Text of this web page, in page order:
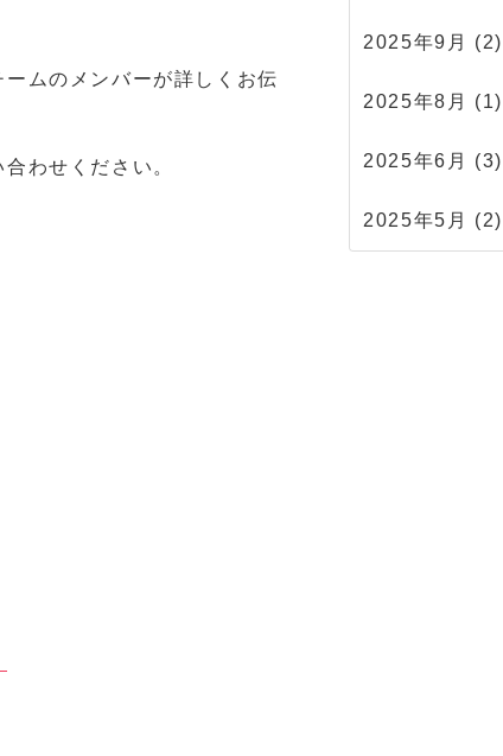
ームのメンバーが詳しくお伝
わせください。
2025年9月 (2)
2025年8月 (1)
2025年6月 (3)
2025年5月 (2)